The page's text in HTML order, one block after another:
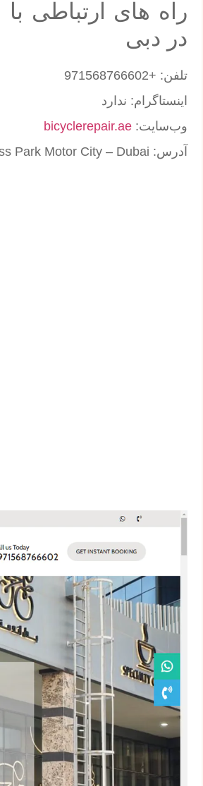
در دبی
تلفن: +971568766602
اینستاگرام: ندارد
وب‌سایت: bicyclerepair.ae
آدرس: Al Hebiah first – 1st St – Motor City – Business Park Motor City – Dubai